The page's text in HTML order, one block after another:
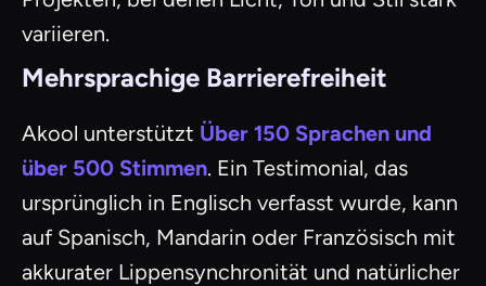
variieren.
Mehrsprachige Barrierefreiheit
Akool unterstützt Über 150 Sprachen und
über 500 Stimmen. Ein Testimonial, das
ursprünglich in Englisch verfasst wurde, kann
auf Spanisch, Mandarin oder Französisch mit
akkurater Lippensynchronität und natürlicher